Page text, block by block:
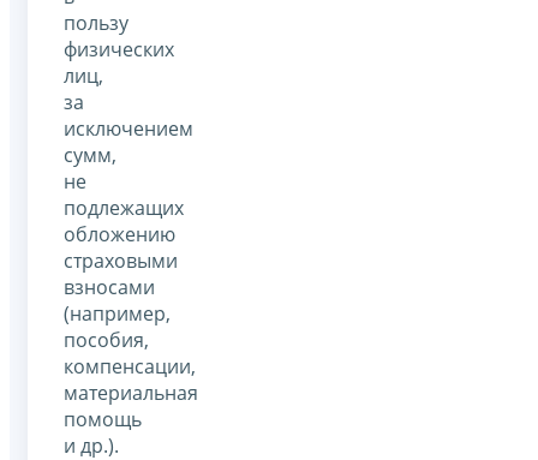
пользу
физических
лиц,
за
исключением
сумм,
не
подлежащих
обложению
страховыми
взносами
(например,
пособия,
компенсации,
материальная
помощь
и др.).